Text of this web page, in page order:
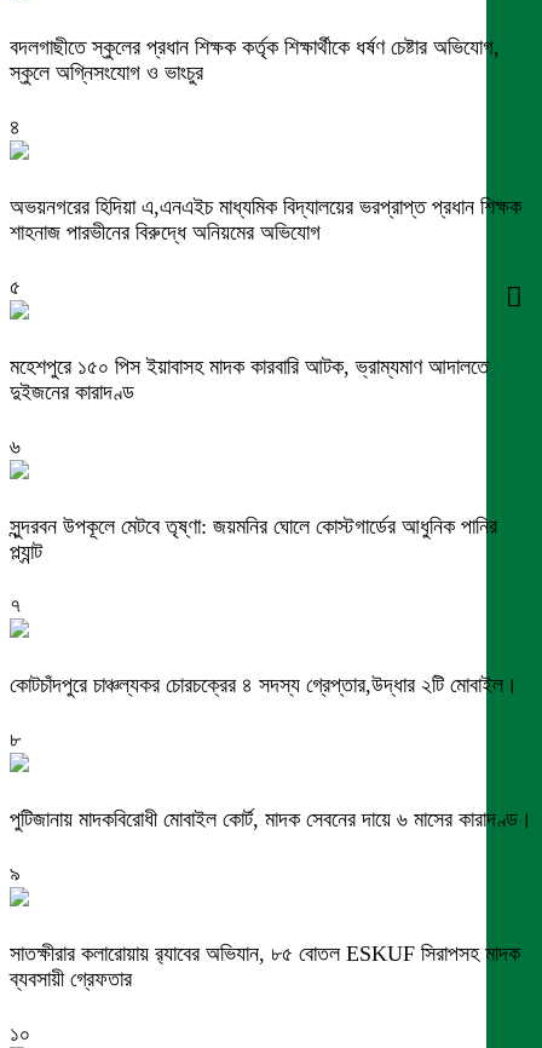
বদলগাছীতে স্কুলের প্রধান শিক্ষক কর্তৃক শিক্ষার্থীকে ধর্ষণ চেষ্টার অভিযোগ,
স্কুলে অগ্নিসংযোগ ও ভাংচুর
৪
অভয়নগরের হিদিয়া এ,এনএইচ মাধ্যমিক বিদ্যালয়ের ভরপ্রাপ্ত প্রধান শিক্ষক
শাহনাজ পারভীনের বিরুদ্ধে অনিয়মের অভিযোগ
৫
মহেশপুরে ১৫০ পিস ইয়াবাসহ মাদক কারবারি আটক, ভ্রাম্যমাণ আদালতে
দুইজনের কারাদণ্ড
৬
সুন্দরবন উপকূলে মেটবে তৃষ্ণা: জয়মনির ঘোলে কোস্টগার্ডের আধুনিক পানির
প্ল্যান্ট
৭
কোটচাঁদপুরে চাঞ্চল্যকর চোরচক্রের ৪ সদস্য গ্রেপ্তার,উদ্ধার ২টি মোবাইল।
৮
পুটিজানায় মাদকবিরোধী মোবাইল কোর্ট, মাদক সেবনের দায়ে ৬ মাসের কারাদণ্ড।
৯
সাতক্ষীরার কলারোয়ায় র‍্যাবের অভিযান, ৮৫ বোতল ESKUF সিরাপসহ মাদক
ব্যবসায়ী গ্রেফতার
১০